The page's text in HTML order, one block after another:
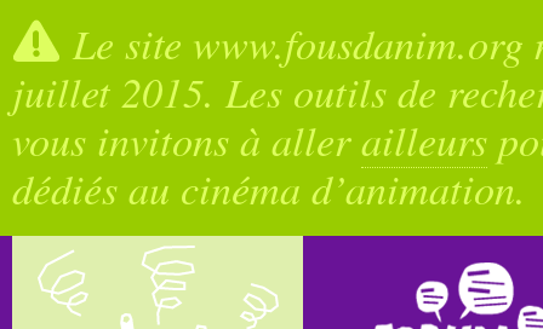
Le site
juillet 2015. Les outils de
vous invitons à allerailleurs
dédiés au cinéma d’animation.